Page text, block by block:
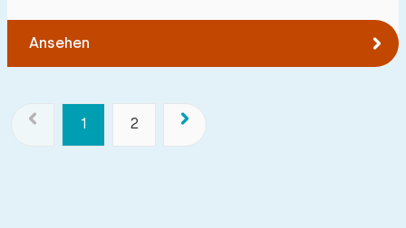
Ansehen
1 2